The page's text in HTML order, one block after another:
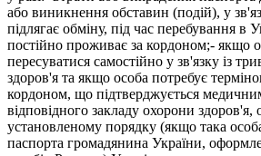
або виникнення обставин (подій), у
підлягає обміну, під час перебування в
постійно проживає за кордоном;- якщо
пересуватися самостійно у зв'язку із
здоров'я та якщо особа потребує
кордоном, що підтверджується
відповідного закладу охорони
установленому порядку (якщо така
паспорта громадянина України,